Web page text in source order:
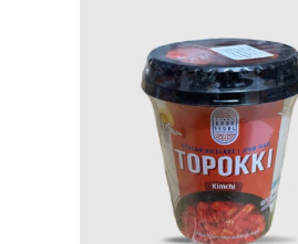
235 EGP.
199 EGP.